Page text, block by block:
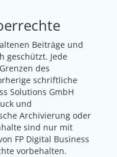
Beiträge und
geschützt. Jede
des
schriftliche
Solutions GmbH
und
Archivierung oder
sind nur mit
FP Digital Business
vorbehalten.